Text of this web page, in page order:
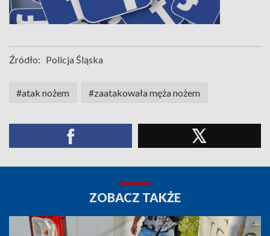
Źródło: Policja Śląska
#atak nożem #zaatakowała męża nożem
ZOBACZ TAKŻE